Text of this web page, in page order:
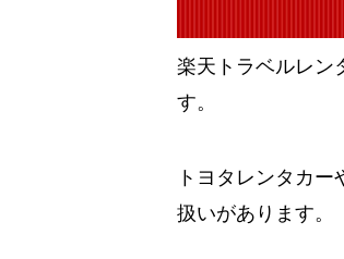
楽天トラベルレン
す。
トヨタレンタカ
扱いがあります。